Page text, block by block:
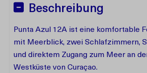
Beschreibung
Punta Azul 12A ist eine komfortable
mit Meerblick, zwei Schlafzimmern,
und direktem Zugang zum Meer an
Westküste von Curaçao.